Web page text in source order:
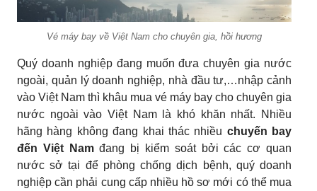
Vé máy bay về Việt Nam cho chuyên gia, hồi hương
Quý doanh nghiệp đang muốn đưa chuyên gia nước
ngoài, quản lý doanh nghiệp, nhà đầu tư,…nhập cảnh
vào Việt Nam thì khâu mua vé máy bay cho chuyên gia
nước ngoài vào Việt Nam là khó khăn nhất. Nhiều
hãng hàng không đang khai thác nhiều chuyến bay
đến Việt Namđang bị kiểm soát bởi các cơ quan
nước sở tại để phòng chống dịch bệnh, quý doanh
nghiệp cần phải cung cấp nhiều hồ sơ mới có thể mua